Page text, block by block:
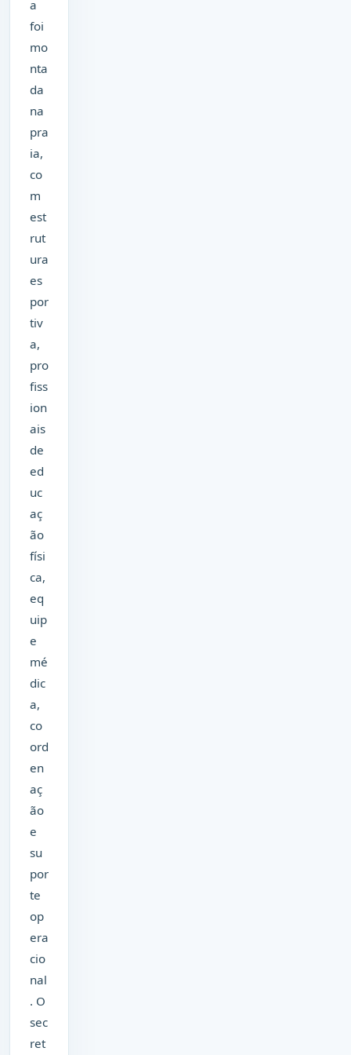
a
foi
mo
nta
da
na
pra
ia,
co
m
est
rut
ura
es
por
tiv
a,
pro
fiss
ion
ais
de
ed
uc
aç
ão
físi
ca,
eq
uip
e
mé
dic
a,
co
ord
en
aç
ão
e
su
por
te
op
era
cio
nal
. O
sec
ret